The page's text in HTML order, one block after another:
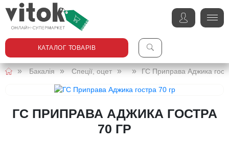
КАТАЛОГ ТОВАРІВ
Бакалія Спеції, оцет ГС Приправа Аджика
ГС ПРИПРАВА АДЖИКА ГОСТРА
70 ГР